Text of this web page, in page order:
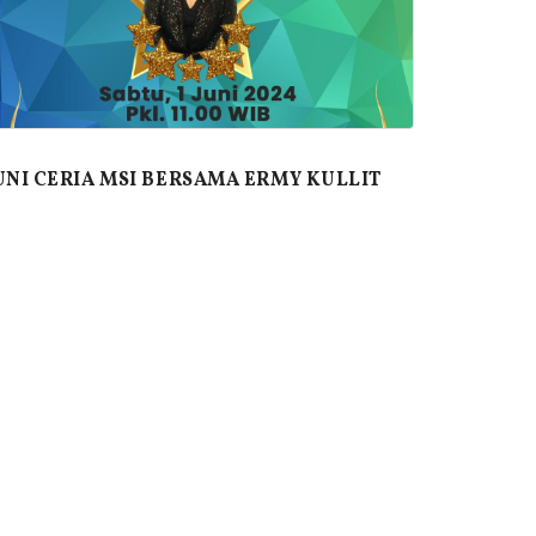
CERIA MSI BERSAMA ERMY KULLIT